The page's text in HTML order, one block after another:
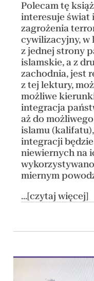
Polecam tę
interesuje świat
zagrożenia
cywilizacyjny, w
z jednej strony
islamskie, a z
zachodnia, jest
z tej lektury,
możliwe
integracja
aż do
islamu
integracji
niewiernych na
miernym
...[czytaj więcej]